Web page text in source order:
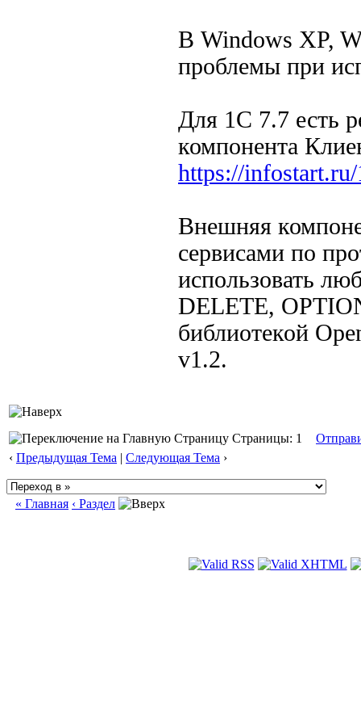
В Windows XP,
проблемы при
Для 1С 7.7 есть
компонента
https://
Внешняя
сервисами по
использовать
DELETE,
библиотекой
v1.2.
Страницы: 1
‹ Предыдущая Тема | Следующая Тема ›
« Главная ‹ Раздел